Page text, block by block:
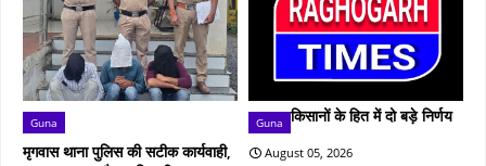
Guna
मृगवास थाना पुलिस की सटीक कार्यवाही,
Guna किसानों के हित में दो बड़े निर्णय
August 05, 2026